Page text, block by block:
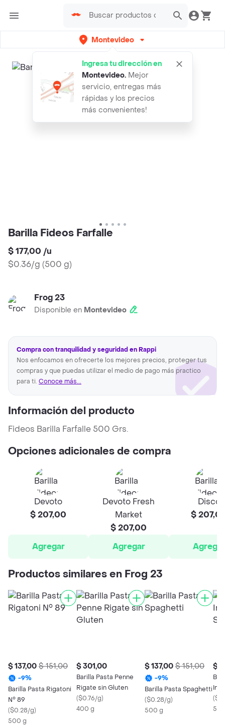
Montevideo
Ingresa tu dirección en
Montevideo. Mejor
servicio, entregas más
rápidas y los precios
más convenientes!
Barilla Fideos Farfalle
$ 177,00 /u
$0.36/g (500 g)
Frog 23
Disponible en Montevideo
Compra con tranquilidad y seguridad en Rappi
Nos enfocamos en ofrecerte los mejores precios, proteger tus
compras y que puedas utilizar el medio de pago más practico
para ti. Conoce más...
Información del producto
Fideos Barilla Farfalle 500 Grs.
Opciones adicionales de compra
Devoto
$ 207,00
Agregar
Devoto Fresh
Market
$ 207,00
Agregar
Disco
$
Agregar
Productos similares en Frog 23
$ 137,00 $ 151,00
-9%
Barilla Pasta Rigatoni
N° 89
($0.28/g)
500 g
$ 301,00
Barilla Pasta Penne
Rigate sin Gluten
($0.76/g)
400 g
$ 137,00 $ 151,00
-9%
Barilla Pasta Spaghetti
($0.28/g)
500 g
$
Cj
(